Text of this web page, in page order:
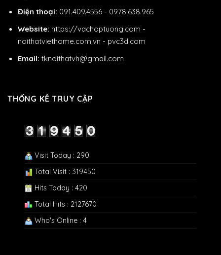
Điện thoại: 091.409.4556 - 0978.638.965
Website: https://vachoptuong.com -
noithatviethome.com.vn - pvc3d.com
Email: tknoithatvh@gmail.com
THỐNG KÊ TRUY CẬP
Visit Today : 290
Total Visit : 319450
Hits Today : 420
Total Hits : 2127670
Who's Online : 4